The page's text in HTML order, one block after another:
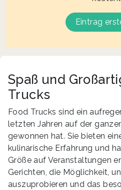
Eintrag
Spaß und
Trucks
Food Trucks sind ein
letzten Jahren auf der
gewonnen hat. Sie bieten
kulinarische Erfahrung und
Größe auf Veranstaltungen
Gerichten, die Möglichkeit,
auszuprobieren und das